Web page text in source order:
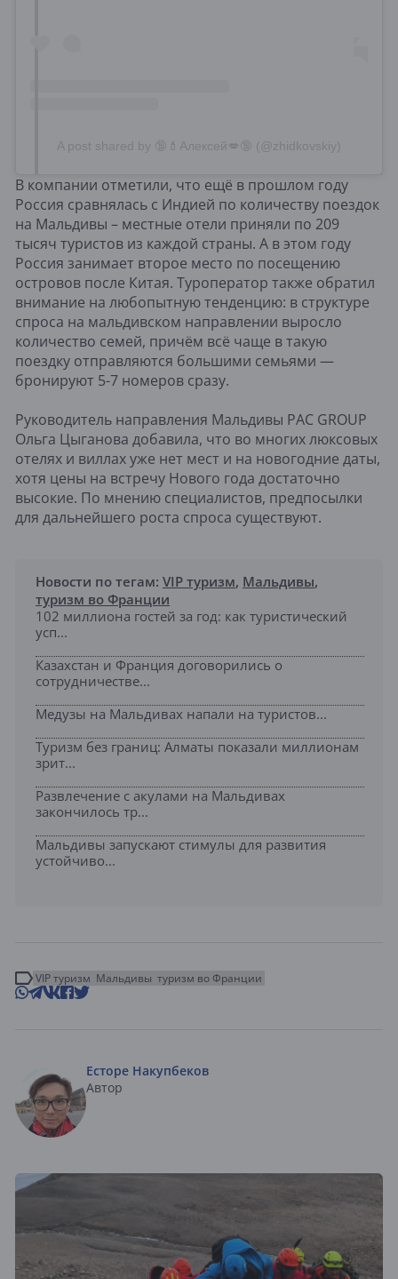
A post shared by 🔞💄Алексей💋🔞 (@zhidkovskiy)
В компании отметили, что ещё в прошлом году
Россия сравнялась с Индией по количеству поездок
на Мальдивы – местные отели приняли по 209
тысяч туристов из каждой страны. А в этом году
Россия занимает второе место по посещению
островов после Китая. Туроператор также обратил
внимание на любопытную тенденцию: в структуре
спроса на мальдивском направлении выросло
количество семей, причём всё чаще в такую
поездку отправляются большими семьями —
бронируют 5-7 номеров сразу.
Руководитель направления Мальдивы PAC GROUP
Ольга Цыганова добавила, что во многих люксовых
отелях и виллах уже нет мест и на новогодние даты,
хотя цены на встречу Нового года достаточно
высокие. По мнению специалистов, предпосылки
для дальнейшего роста спроса существуют.
Новости по тегам: VIP туризм, Мальдивы,
туризм во Франции
102 миллиона гостей за год: как туристический
усп...
Казахстан и Франция договорились о
сотрудничестве...
Медузы на Мальдивах напали на туристов...
Туризм без границ: Алматы показали миллионам
зрит...
Развлечение с акулами на Мальдивах
закончилось тр...
Мальдивы запускают стимулы для развития
устойчиво...
VIP туризм Мальдивы туризм во Франции
Есторе Накупбеков
Автор